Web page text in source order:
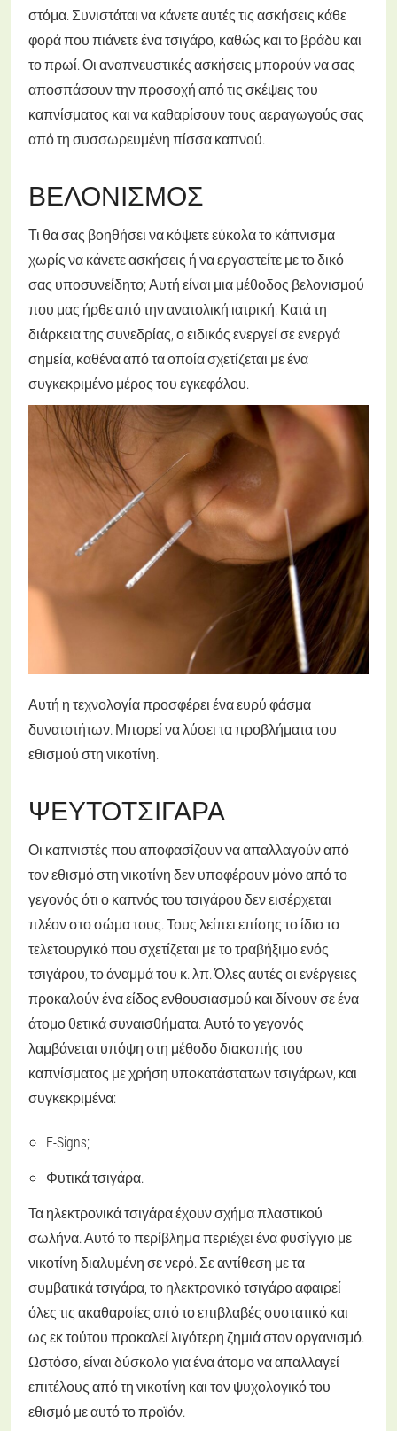
στόμα. Συνιστάται να κάνετε αυτές τις ασκήσεις κάθε
φορά που πιάνετε ένα τσιγάρο, καθώς και το βράδυ και
το πρωί. Οι αναπνευστικές ασκήσεις μπορούν να σας
αποσπάσουν την προσοχή από τις σκέψεις του
καπνίσματος και να καθαρίσουν τους αεραγωγούς σας
από τη συσσωρευμένη πίσσα καπνού.
ΒΕΛΟΝΙΣΜΌΣ
Τι θα σας βοηθήσει να κόψετε εύκολα το κάπνισμα
χωρίς να κάνετε ασκήσεις ή να εργαστείτε με το δικό
σας υποσυνείδητο; Αυτή είναι μια μέθοδος βελονισμού
που μας ήρθε από την ανατολική ιατρική. Κατά τη
διάρκεια της συνεδρίας, ο ειδικός ενεργεί σε ενεργά
σημεία, καθένα από τα οποία σχετίζεται με ένα
συγκεκριμένο μέρος του εγκεφάλου.
Αυτή η τεχνολογία προσφέρει ένα ευρύ φάσμα
δυνατοτήτων. Μπορεί να λύσει τα προβλήματα του
εθισμού στη νικοτίνη.
ΨΕΥΤΟΤΣΙΓΆΡΑ
Οι καπνιστές που αποφασίζουν να απαλλαγούν από
τον εθισμό στη νικοτίνη δεν υποφέρουν μόνο από το
γεγονός ότι ο καπνός του τσιγάρου δεν εισέρχεται
πλέον στο σώμα τους. Τους λείπει επίσης το ίδιο το
τελετουργικό που σχετίζεται με το τραβήξιμο ενός
τσιγάρου, το άναμμά του κ. λπ. Όλες αυτές οι ενέργειες
προκαλούν ένα είδος ενθουσιασμού και δίνουν σε ένα
άτομο θετικά συναισθήματα. Αυτό το γεγονός
λαμβάνεται υπόψη στη μέθοδο διακοπής του
καπνίσματος με χρήση υποκατάστατων τσιγάρων, και
συγκεκριμένα:
E-Signs;
Φυτικά τσιγάρα.
Τα ηλεκτρονικά τσιγάρα έχουν σχήμα πλαστικού
σωλήνα. Αυτό το περίβλημα περιέχει ένα φυσίγγιο με
νικοτίνη διαλυμένη σε νερό. Σε αντίθεση με τα
συμβατικά τσιγάρα, το ηλεκτρονικό τσιγάρο αφαιρεί
όλες τις ακαθαρσίες από το επιβλαβές συστατικό και
ως εκ τούτου προκαλεί λιγότερη ζημιά στον οργανισμό.
Ωστόσο, είναι δύσκολο για ένα άτομο να απαλλαγεί
επιτέλους από τη νικοτίνη και τον ψυχολογικό του
εθισμό με αυτό το προϊόν.